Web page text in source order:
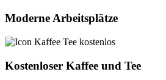
Moderne Arbeitsplätze
Kostenloser Kaffee und Tee